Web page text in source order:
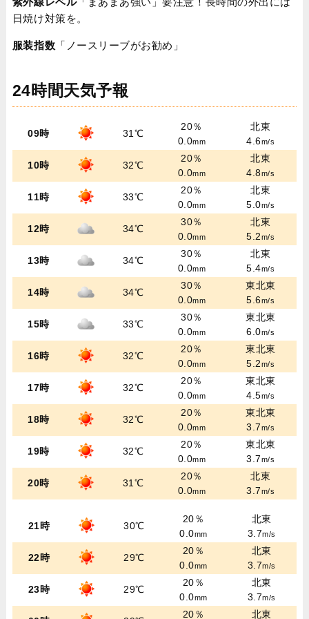
日焼け対策を。
服装指数 「ノースリーブがお勧め」
24時間天気予報
09時 31℃
20％
0.0mm
北東
4.6m/s
10時 32℃
20％
0.0mm
北東
4.8m/s
11時 33℃
20％
0.0mm
北東
5.0m/s
12時 34℃
30％
0.0mm
北東
5.2m/s
13時 34℃
30％
0.0mm
北東
5.4m/s
14時 34℃
30％
0.0mm
東北東
5.6m/s
15時 33℃
30％
0.0mm
東北東
6.0m/s
16時 32℃
20％
0.0mm
東北東
5.2m/s
17時 32℃
20％
0.0mm
東北東
4.5m/s
18時 32℃
20％
0.0mm
東北東
3.7m/s
19時 32℃
20％
0.0mm
東北東
3.7m/s
20時 31℃
20％
0.0mm
北東
3.7m/s
21時 30℃
20％
0.0mm
北東
3.7m/s
22時 29℃
20％
0.0mm
北東
3.7m/s
23時 29℃
20％
0.0mm
北東
3.7m/s
20％ 北東